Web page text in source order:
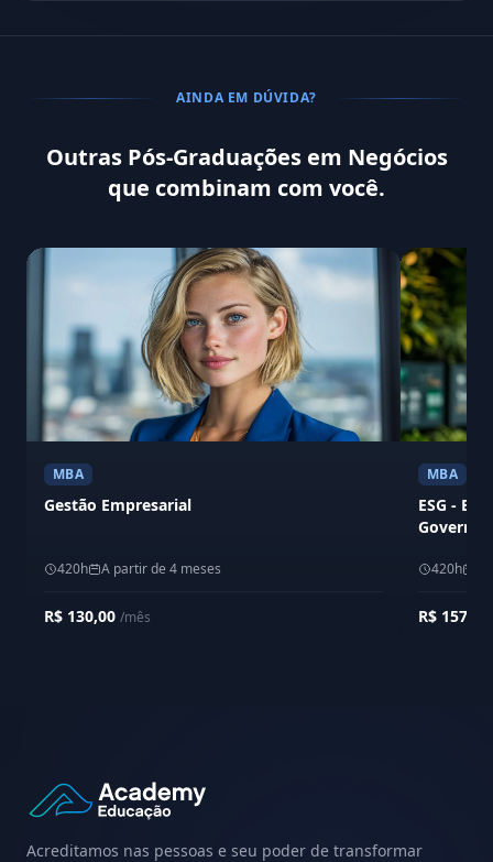
AINDA EM DÚVIDA?
Outras Pós-Graduações em Negócios
que combinam com você.
MBA
Gestão Empresarial
420h A partir de 4 meses
R$ 130,00 /mês
MBA
ESG -
420h
R$ 157,60
Acreditamos nas pessoas e seu poder de transformar